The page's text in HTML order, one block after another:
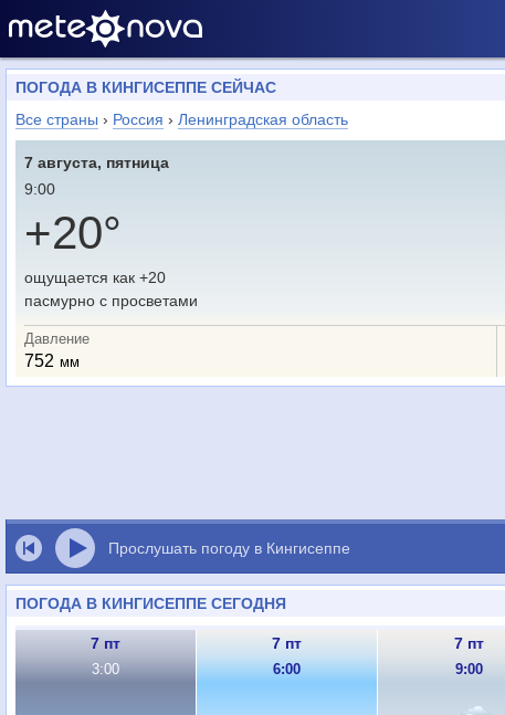
ПОГОДА В КИНГИСЕППЕ СЕЙЧАС
Все страны › Россия › Ленинградская область
7 августа, пятница
9:00
+20°
ощущается как +20
пасмурно с просветами
Давление
752 мм
Прослушать погоду в Кингисеппе
ПОГОДА В КИНГИСЕППЕ СЕГОДНЯ
7 пт 7 пт 7 пт
3:00 6:00 9:00